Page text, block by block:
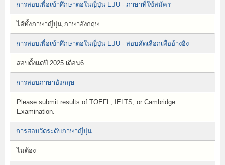
การสอบเพื่อเข้าศึกษาต่อในญี่ปุ่น EJU - ภาษาที่ใช้สมัคร
ได้ทั้งภาษาญี่ปุ่น,ภาษาอังกฤษ
การสอบเพื่อเข้าศึกษาต่อในญี่ปุ่น EJU - สอบคัดเลือกเพื่ออ้างอิง
สอบตั้งแต่ปี 2025 เดือน6
การสอบภาษาอังกฤษ
Please submit results of TOEFL, IELTS, or Cambridge
Examination.
การสอบวัดระดับภาษาญี่ปุ่น
ไม่ต้อง